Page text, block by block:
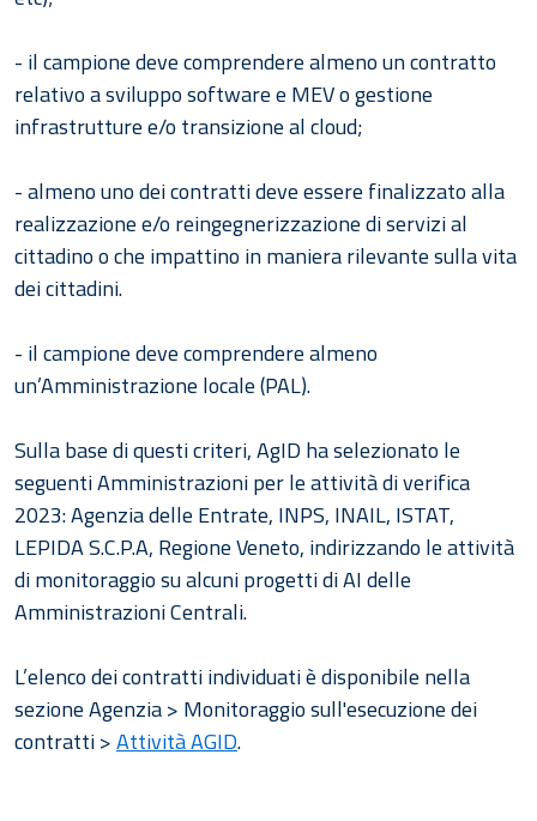
- il campione deve comprendere almeno un contratto
relativo a sviluppo software e MEV o gestione
infrastrutture e/o transizione al cloud;
- almeno uno dei contratti deve essere finalizzato alla
realizzazione e/o reingegnerizzazione di servizi al
cittadino o che impattino in maniera rilevante sulla vita
dei cittadini.
- il campione deve comprendere almeno
un’Amministrazione locale (PAL).
Sulla base di questi criteri, AgID ha selezionato le
seguenti Amministrazioni per le attività di verifica
2023: Agenzia delle Entrate, INPS, INAIL, ISTAT,
LEPIDA S.C.P.A, Regione Veneto, indirizzando le attività
di monitoraggio su alcuni progetti di AI delle
Amministrazioni Centrali.
L’elenco dei contratti individuati è disponibile nella
sezione Agenzia > Monitoraggio sull'esecuzione dei
contratti >Attività AGID.